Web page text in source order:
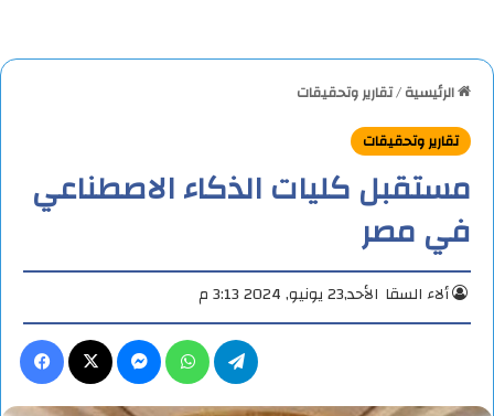
الرئيسية/تقارير وتحقيقات
تقارير وتحقيقات
مستقبل كليات الذكاء الاصطناعي
في مصر
ألاء السقا الأحد,23 يونيو, 2024 3:13 م
ماسنجر واتساب تيلقرام